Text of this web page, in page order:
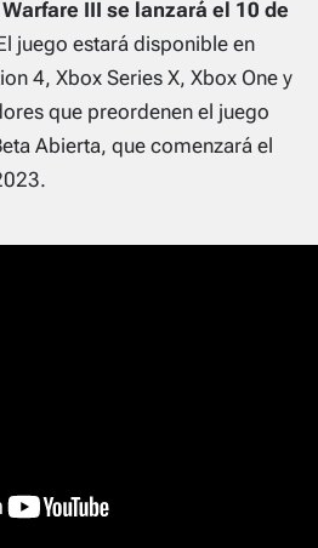
III se lanzará el 10 de
juego estará disponible en
4, Xbox Series X, Xbox One y
que preordenen el juego
Abierta, que comenzará el